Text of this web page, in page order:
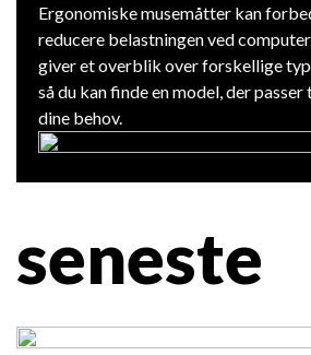
Ergonomiske musemåtter kan
reducere belastningen ved
giver et overblik over forskellige
så du kan finde en model, der
dine behov.
seneste